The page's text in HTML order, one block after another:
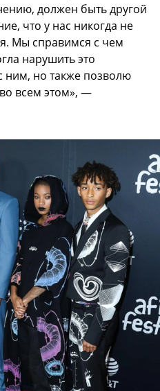
должен быть другой
что у нас никогда не
Мы справимся с чем
нарушить это
ним, но также позволю
всем этом», —